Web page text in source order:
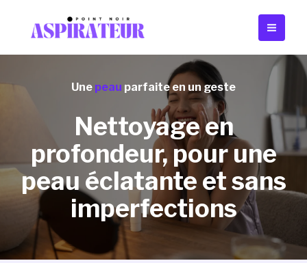
contenu
Main
Une peau parfaite en un geste
Nettoyage en
profondeur, pour une
peau éclatante et sans
imperfections